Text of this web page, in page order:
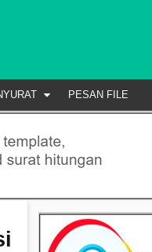
PESAN FILE